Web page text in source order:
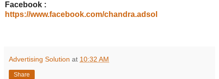
Facebook :
https://www.facebook.com/chandra.adsol
Advertising Solution at 10:32 AM
Share